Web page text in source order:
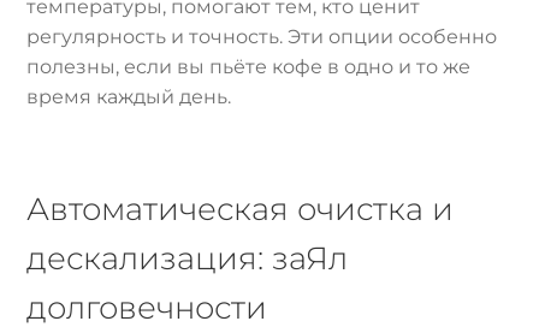
температуры, помогают тем, кто ценит
регулярность и точность. Эти опции особенно
полезны, если вы пьёте кофе в одно и то же
время каждый день.
Автоматическая очистка и
дескализация: заЯл
долговечности